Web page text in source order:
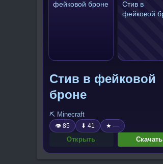
Стив в фейковой
броне
⛏️ Minecraft
👁 85 ⬇ 41 ★ —
Открыть Скачать